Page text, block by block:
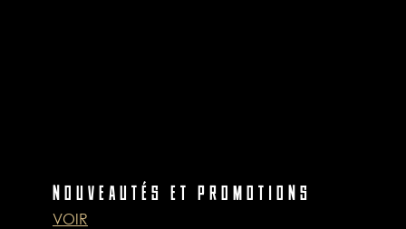
NOUVEAUTÉS ET PROMOTIONS
VOIR